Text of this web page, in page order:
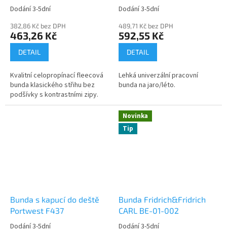
Dodání 3-5dní
382,86 Kč bez DPH
463,26 Kč
DETAIL
Kvalitní celopropínací fleecová
bunda klasického střihu bez
podšívky s kontrastními zipy.
Dodání 3-5dní
489,71 Kč bez DPH
592,55 Kč
DETAIL
Lehká univerzální pracovní
bunda na jaro/léto.
Bunda s kapucí do deště
Portwest F437
Dodání 3-5dní
Novinka
Tip
Bunda Fridrich&Fridrich
CARL BE-01-002
Dodání 3-5dní